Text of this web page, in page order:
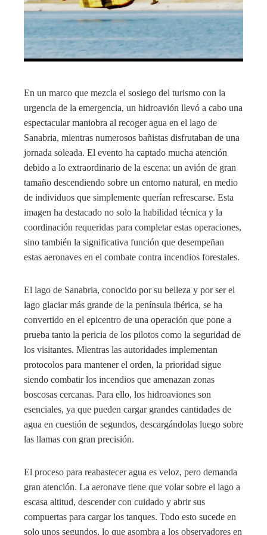
En un marco que mezcla el sosiego del turismo con la
urgencia de la emergencia, un hidroavión llevó a cabo una
espectacular maniobra al recoger agua en el lago de
Sanabria, mientras numerosos bañistas disfrutaban de una
jornada soleada. El evento ha captado mucha atención
debido a lo extraordinario de la escena: un avión de gran
tamaño descendiendo sobre un entorno natural, en medio
de individuos que simplemente querían refrescarse. Esta
imagen ha destacado no solo la habilidad técnica y la
coordinación requeridas para completar estas operaciones,
sino también la significativa función que desempeñan
estas aeronaves en el combate contra incendios forestales.
El lago de Sanabria, conocido por su belleza y por ser el
lago glaciar más grande de la península ibérica, se ha
convertido en el epicentro de una operación que pone a
prueba tanto la pericia de los pilotos como la seguridad de
los visitantes. Mientras las autoridades implementan
protocolos para mantener el orden, la prioridad sigue
siendo combatir los incendios que amenazan zonas
boscosas cercanas. Para ello, los hidroaviones son
esenciales, ya que pueden cargar grandes cantidades de
agua en cuestión de segundos, descargándolas luego sobre
las llamas con gran precisión.
El proceso para reabastecer agua es veloz, pero demanda
gran atención. La aeronave tiene que volar sobre el lago a
escasa altitud, descender con cuidado y abrir sus
compuertas para cargar los tanques. Todo esto sucede en
solo unos segundos, lo que asombra a los observadores en